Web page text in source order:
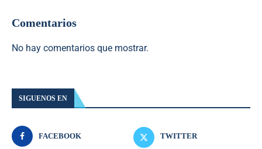
Comentarios
No hay comentarios que mostrar.
SIGUENOS EN
FACEBOOK TWITTER